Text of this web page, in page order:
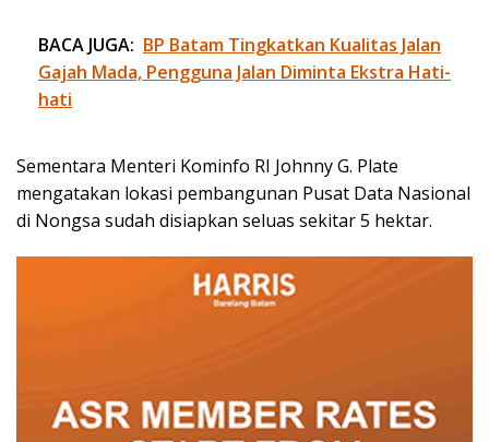
BACA JUGA: BP Batam Tingkatkan Kualitas Jalan
Gajah Mada, Pengguna Jalan Diminta Ekstra Hati-
hati
Sementara Menteri Kominfo RI Johnny G. Plate
mengatakan lokasi pembangunan Pusat Data Nasional
di Nongsa sudah disiapkan seluas sekitar 5 hektar.